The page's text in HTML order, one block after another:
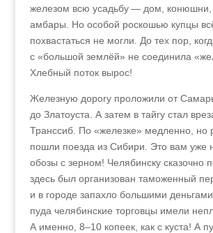
железом всю усадьбу — дом, конюшни,
амбары. Но особой роскошью купцы
похвастаться не могли. До тех пор,
с «большой землёй» не соединила
Хлебный поток вырос!
Железную дорогу проложили от
до Златоуста. А затем в тайгу стал
Транссиб. По «железке» медленно, но
пошли поезда из Сибири. Это вам уже
обозы с зерном! Челябинску сказочно
здесь был организован таможенный
и в городе запахло большими
пуда челябинские торговцы имели
А именно, 8–10 копеек, как с куста! А